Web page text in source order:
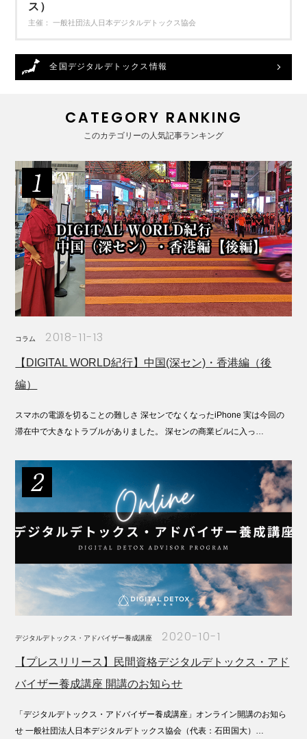
ス）
主催： 一般社団法人日本デジタルデトックス協会
全国デジタルデトックス情報
CATEGORY RANKING
このカテゴリーの人気記事ランキング
コラム 2018-11-13
【DIGITAL WORLD紀行】中国(深セン)・香港編（後
編）
スマホの電源を切ることの難しさ 深センでなくなったiPhone 実は今回の
滞在中で大きなトラブルがありました。 深センの商業ビルに入っ…
デジタルデトックス・アドバイザー養成講座 2020-10-1
【プレスリリース】民間資格デジタルデトックス・アド
バイザー養成講座 開講のお知らせ
「デジタルデトックス・アドバイザー養成講座」オンライン開講のお知ら
せ 一般社団法人日本デジタルデトックス協会（代表：石田国大）…